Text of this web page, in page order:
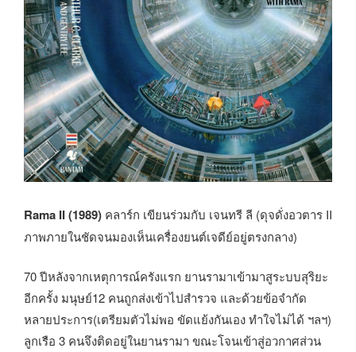
Rama II (1989) คลาร์ก เขียนร่วมกับ เจนทรี ลี (ดุจดั่งอวตาร II
ภาพภายในชัดจนมองเห็นเครื่องยนต์เจดีย์อยู่ตรงกลาง)
70 ปีหลังจากเหตุการณ์ครังแรก ยานรามาเข้ามาสูระบบสุริยะ
อีกครั้ง มนุษย์12 คนถูกส่งเข้าไปสำรวจ และด้วยข้อจำกัด
หลายประการ(เตรียมตัวไม่พอ ขัดแย้งกันเอง ทำใจไม่ได้ ฯลฯ)
ลูกเรือ 3 คนจึงติดอยู่ในยานรามา ขณะโจนเข้าสู่อวกาศส่วน